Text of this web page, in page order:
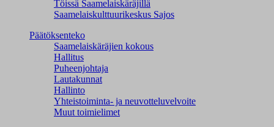
Töissä Saamelaiskäräjillä
Saamelaiskulttuuri­keskus Sajos
Päätöksenteko
Saamelaiskäräjien kokous
Hallitus
Puheenjohtaja
Lautakunnat
Hallinto
Yhteistoiminta- ja neuvotteluvelvoite
Muut toimielimet